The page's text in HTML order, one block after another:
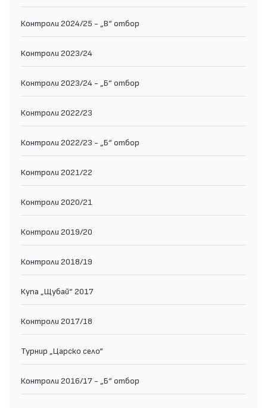
Контроли 2024/25 - „В“ отбор
Контроли 2023/24
Контроли 2023/24 - „Б“ отбор
Контроли 2022/23
Контроли 2022/23 - „Б“ отбор
Контроли 2021/22
Контроли 2020/21
Контроли 2019/20
Контроли 2018/19
Купа „Щубай“ 2017
Контроли 2017/18
Турнир „Царско село“
Контроли 2016/17 - „Б“ отбор